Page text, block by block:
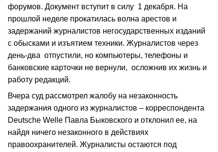
форумов. Документ вступит в силу 1 декабря. На
прошлой неделе прокатилась волна арестов и
задержаний журналистов негосударственных изданий
с обысками и изъятием техники. Журналистов через
день-два отпустили, но компьютеры, телефоны и
банковские карточки не вернули, осложнив их жизнь и
работу редакций.
Вчера суд рассмотрел жалобу на незаконность
задержания одного из журналистов – корреспондента
Deutsche Welle Павла Быковского и отклонил ее, на
найдя ничего незаконного в действиях
правоохранителей. Журналисты остаются под